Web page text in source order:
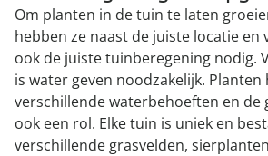
Om planten in de tuin te laten
hebben ze naast de juiste locatie en
ook de juiste tuinberegening nodig.
is water geven noodzakelijk. Planten
verschillende waterbehoeften en
ook een rol. Elke tuin is uniek en
verschillende grasvelden,